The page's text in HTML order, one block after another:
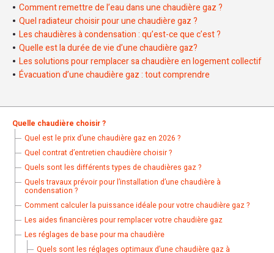
Comment remettre de l’eau dans une chaudière gaz ?
Quel radiateur choisir pour une chaudière gaz ?
Les chaudières à condensation : qu’est-ce que c’est ?
Quelle est la durée de vie d’une chaudière gaz?
Les solutions pour remplacer sa chaudière en logement collectif
Évacuation d’une chaudière gaz : tout comprendre
Quelle chaudière choisir ?
Quel est le prix d’une chaudière gaz en 2026 ?
Quel contrat d’entretien chaudière choisir ?
Quels sont les différents types de chaudières gaz ?
Quels travaux prévoir pour l’installation d’une chaudière à
condensation ?
Comment calculer la puissance idéale pour votre chaudière gaz ?
Les aides financières pour remplacer votre chaudière gaz
Les réglages de base pour ma chaudière
Quels sont les réglages optimaux d’une chaudière gaz à